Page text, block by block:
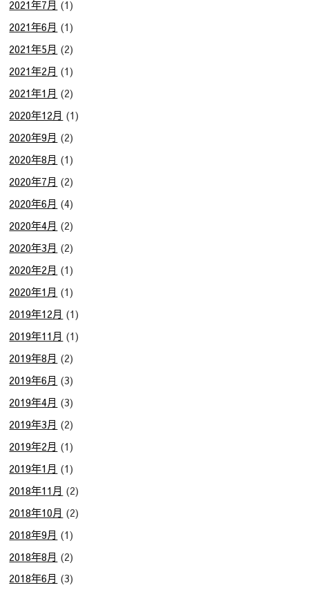
2021年7月 (1)
2021年6月 (1)
2021年5月 (2)
2021年2月 (1)
2021年1月 (2)
2020年12月 (1)
2020年9月 (2)
2020年8月 (1)
2020年7月 (2)
2020年6月 (4)
2020年4月 (2)
2020年3月 (2)
2020年2月 (1)
2020年1月 (1)
2019年12月 (1)
2019年11月 (1)
2019年8月 (2)
2019年6月 (3)
2019年4月 (3)
2019年3月 (2)
2019年2月 (1)
2019年1月 (1)
2018年11月 (2)
2018年10月 (2)
2018年9月 (1)
2018年8月 (2)
2018年6月 (3)